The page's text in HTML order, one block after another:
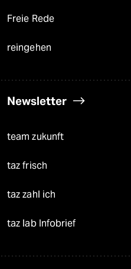
Freie Rede
reingehen
Newsletter
team zukunft
taz frisch
taz zahl ich
taz lab Infobrief